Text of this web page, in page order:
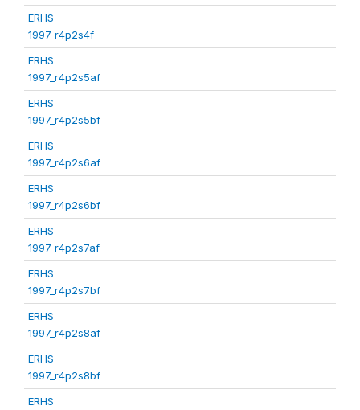
ERHS
1997_r4p2s4f
ERHS
1997_r4p2s5af
ERHS
1997_r4p2s5bf
ERHS
1997_r4p2s6af
ERHS
1997_r4p2s6bf
ERHS
1997_r4p2s7af
ERHS
1997_r4p2s7bf
ERHS
1997_r4p2s8af
ERHS
1997_r4p2s8bf
ERHS